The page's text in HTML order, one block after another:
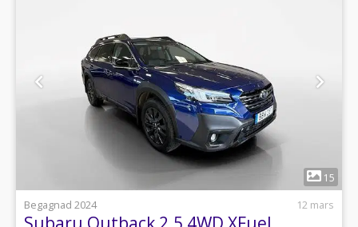
1
15
Begagnad 2024
12 mars